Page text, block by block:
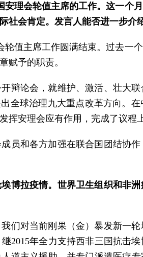
理会轮值主席的工作。这一个
社会肯定。发言人能否进一步
值主席工作圆满结束。过去一
赋予的职责。
辩论会，就维护、激活、壮大
全球治理九大重点改革方向。
安理会应有作用，完成了议程
员和各方加强在联合国团结协
博拉疫情。世界卫生组织和非
们对当前刚果（金）暴发新一
2015年全力支持西非三国抗击